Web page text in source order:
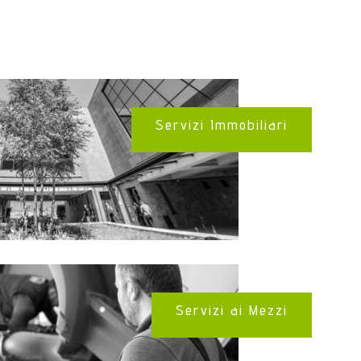
Servizi Immobiliari
Servizi ai Mezzi